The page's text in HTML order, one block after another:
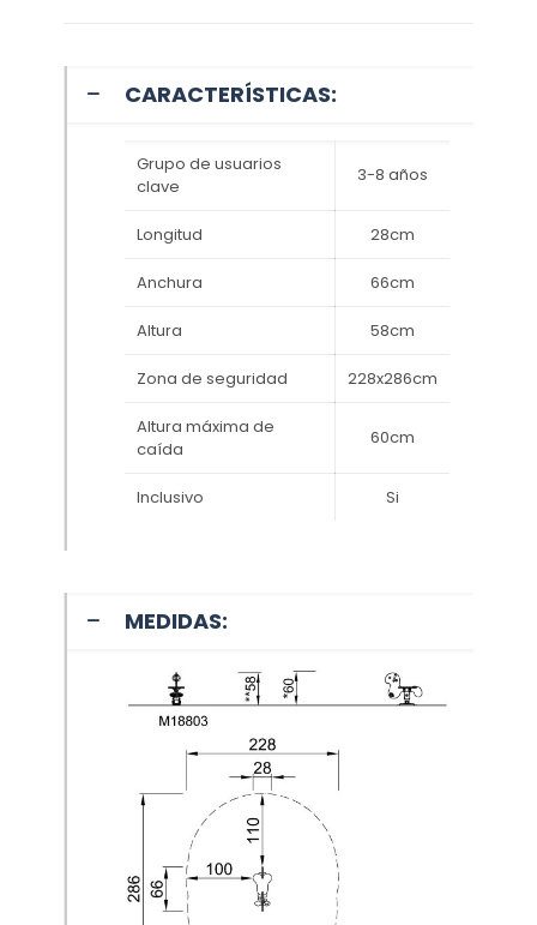
CARACTERÍSTICAS:
Grupo de usuarios
clave
3-8 años
Longitud 28cm
Anchura 66cm
Altura 58cm
Zona de seguridad 228x286cm
Altura máxima de
caída
60cm
Inclusivo Si
MEDIDAS: